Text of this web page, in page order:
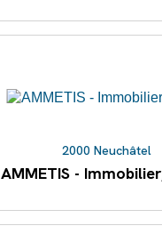
2000 Neuchâtel
AMMETIS -